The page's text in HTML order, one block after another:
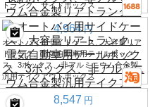
トランク、サイドボックス
4,964 円
オートバイ用サイドケース、大容量リア
トランク、電気自動車用テールボック
ス、3ボックス、非アルミニウム合金製
汎用テイクアウトボックス
8,547 円